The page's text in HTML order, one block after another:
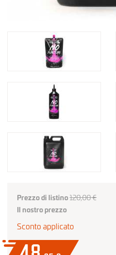
Prezzo di listino120,00 €
Il nostro prezzo
Sconto applicato